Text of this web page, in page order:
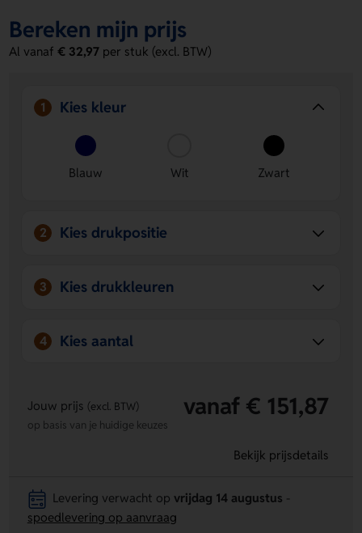
bedienen supermakkelijk. Verkrijgbaar in Blauw, Wit en
Zwart. Voorzijde geschikt voor een logo, naam of eigen
ontwerp. Bestel of vraag een prijs op.
Springs RCS rplastic ENC oordopjes
Lange accuduur:
tot 6 uur luistertijd en tot 20 uur met
de oplaadcassette, ideaal voor een hele dag.
Personalisatie mogelijk:
de Voorzijde is geschikt voor
oordopjes geschikt voor onderweg en buitengebruik.
Bereken mijn prijs
Al vanaf€ 32,97 per stuk (excl. BTW)
1 Kies kleur
Blauw Wit Zwart
2 Kies drukpositie
3 Kies drukkleuren
4 Kies aantal
Jouw prijs (excl. BTW) vanaf € 151,87
op basis van je huidige keuzes
Bekijk prijsdetails
Levering verwacht opvrijdag 14 augustus
spoedlevering op aanvraag